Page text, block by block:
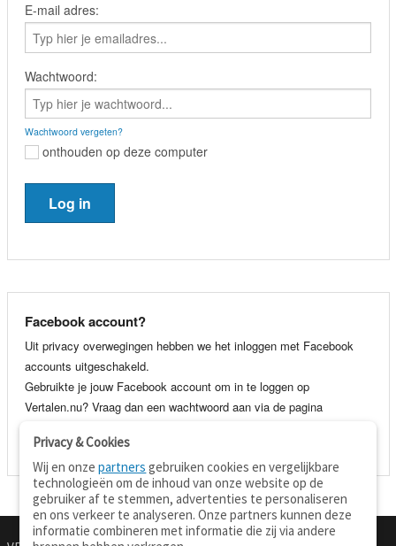
E-mail adres:
Wachtwoord:
Wachtwoord vergeten?
onthouden op deze computer
Facebook account?
Uit privacy overwegingen hebben we het inloggen met Facebook
accounts uitgeschakeld.
Gebruikte je jouw Facebook account om in te loggen op
Vertalen.nu? Vraag dan een wachtwoord aan via de pagina
je e-mail adres en wachtwoord.
Privacy & Cookies
Wij en onzepartners gebruiken cookies en vergelijkbare
technologieën om de inhoud van onze website op de
gebruiker af te stemmen, advertenties te personaliseren
en ons verkeer te analyseren. Onze partners kunnen deze
informatie combineren met informatie die zij via andere